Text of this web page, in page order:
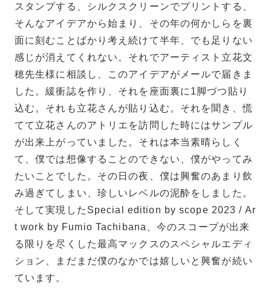
スタンプする、シルクスクリーンでプリントする、
そんなアイデアから始まり、その年の何かしらを裏
面に刻むことばかり考え続けて半年、でも足りない
感じが消えてくれない。それでアーティスト立花文
穂先生様に相談し、このアイデアがメールで届きま
した。緩衝誌を作り、それを座面裏に1脚づつ貼り
込む。それも立花さんが貼り込む。それを聞き、慌
てて立花さんのアトリエを訪問した時にはサンプル
が出来上がっていました。それは本当素晴らしく
て、僕では想像することのできない、僕がやってみ
たいことでした。その日の夜、僕は興奮のあまり飲
み過ぎてしまい、珍しいレベルの泥酔をしました。
そして実現したSpecial edition by scope 2023 / Ar
t work by Fumio Tachibana、今のスコープが出来
る限りを尽くした最高マックスのスペシャルエディ
ション、まだまだ僕のなかでは嬉しいと興奮が続い
ています。